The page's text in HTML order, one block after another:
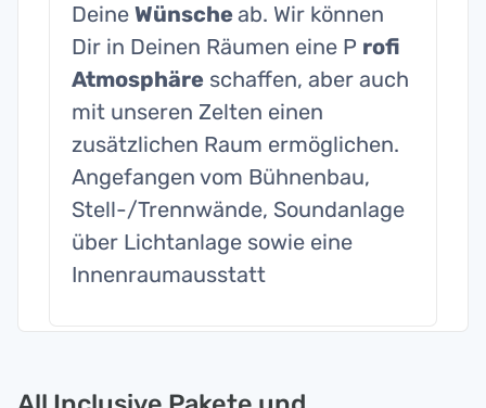
Deine Wünscheab. Wir können
Dir in Deinen Räumen eine P rofi
Atmosphäre schaffen, aber auch
mit unseren Zelten einen
zusätzlichen Raum ermöglichen.
Angefangen vom Bühnenbau,
Stell-/Trennwände, Soundanlage
über Lichtanlage sowie eine
Innenraumausstatt